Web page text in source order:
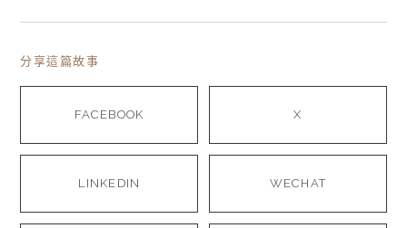
分享這篇故事
FACEBOOK X
LINKEDIN WECHAT